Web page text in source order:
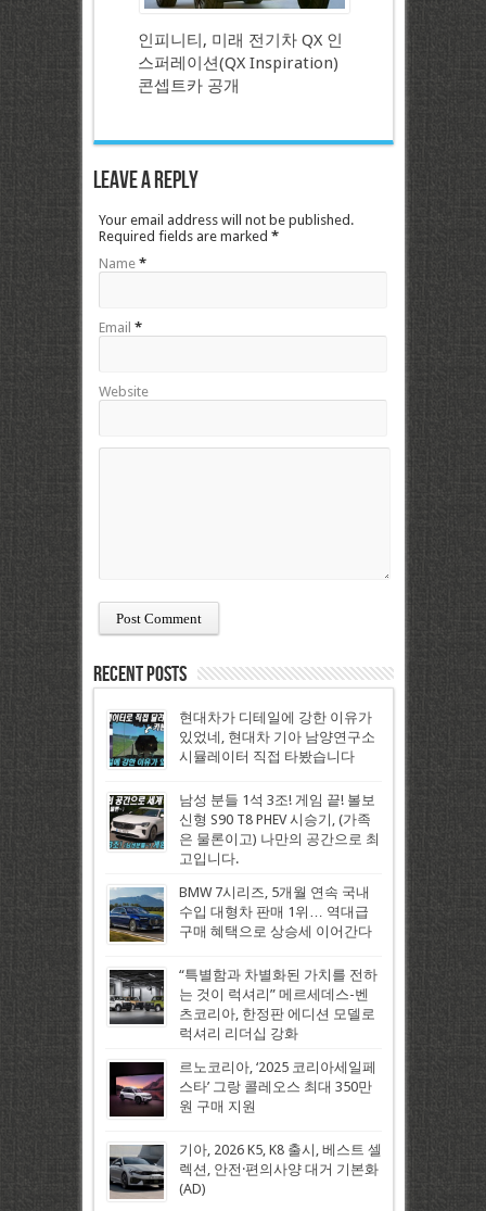
인피니티, 미래 전기차 QX 인
스퍼레이션(QX Inspiration)
콘셉트카 공개
Leave a Reply
Your email address will not be published.
Required fields are marked *
Name *
Email *
Website
Recent Posts
현대차가 디테일에 강한 이유가
있었네, 현대차 기아 남양연구소
시뮬레이터 직접 타봤습니다
남성 분들 1석 3조! 게임 끝! 볼보
신형 S90 T8 PHEV 시승기, (가족
은 물론이고) 나만의 공간으로 최
고입니다.
BMW 7시리즈, 5개월 연속 국내
수입 대형차 판매 1위… 역대급
구매 혜택으로 상승세 이어간다
“특별함과 차별화된 가치를 전하
는 것이 럭셔리” 메르세데스-벤
츠코리아, 한정판 에디션 모델로
럭셔리 리더십 강화
르노코리아, ‘2025 코리아세일페
스타’ 그랑 콜레오스 최대 350만
원 구매 지원
기아, 2026 K5, K8 출시, 베스트 셀
렉션, 안전·편의사양 대거 기본화
(AD)